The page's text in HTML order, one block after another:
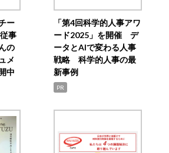
ー
事
の
メ
中
「第4回科学的人事アワ
ード2025」を開催 デ
ータとAIで変わる人事
戦略 科学的人事の最
新事例
PR